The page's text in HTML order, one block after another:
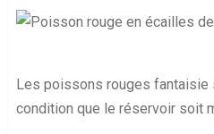
Les poissons rouges fantaisie
condition que le réservoir soit